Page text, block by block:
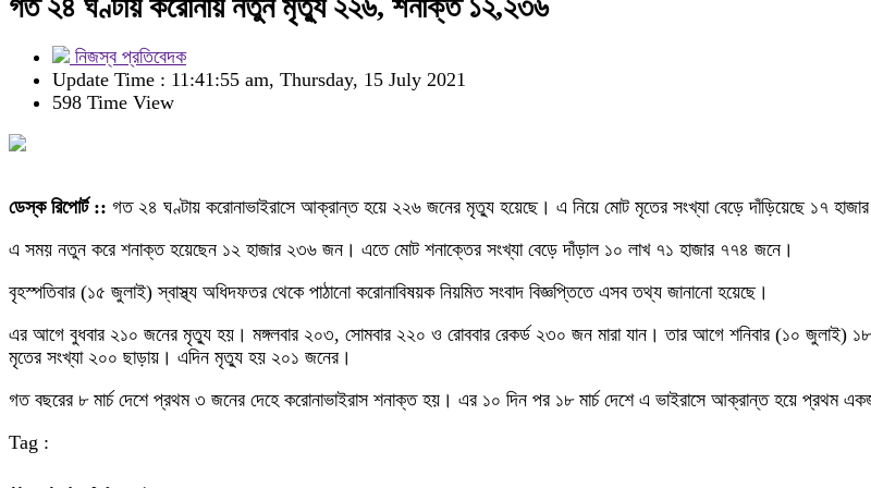
গত ২৪ ঘণ্টায় করোনায় নতুন মৃত্যু ২২৬, শনাক্ত ১২,২৩৬
নিজস্ব প্রতিবেদক
Update Time : 11:41:55 am, Thursday, 15 July 2021
598 Time View
ডেস্ক রিপোর্ট :: গত ২৪ ঘণ্টায় করোনাভাইরাসে আক্রান্ত হয়ে ২২৬ জনের মৃত্যু হয়েছে। এ নিয়ে মোট মৃতের সংখ্যা বেড়ে দাঁড়িয়েছে ১৭
এ সময় নতুন করে শনাক্ত হয়েছেন ১২ হাজার ২৩৬ জন। এতে মোট শনাক্তের সংখ্যা বেড়ে দাঁড়াল ১০ লাখ ৭১ হাজার ৭৭৪ জনে।
বৃহস্পতিবার (১৫ জুলাই) স্বাস্থ্য অধিদফতর থেকে পাঠানো করোনাবিষয়ক নিয়মিত সংবাদ বিজ্ঞপ্তিতে এসব তথ্য জানানো হয়েছে।
এর আগে বুধবার ২১০ জনের মৃত্যু হয়। মঙ্গলবার ২০৩, সোমবার ২২০ ও রোববার রেকর্ড ২৩০ জন মারা যান। তার আগে শনিবার (১০
মৃতের সংখ্যা ২০০ ছাড়ায়। এদিন মৃত্যু হয় ২০১ জনের।
গত বছরের ৮ মার্চ দেশে প্রথম ৩ জনের দেহে করোনাভাইরাস শনাক্ত হয়। এর ১০ দিন পর ১৮ মার্চ দেশে এ ভাইরাসে আক্রান্ত হয়ে প্রথম
Tag :